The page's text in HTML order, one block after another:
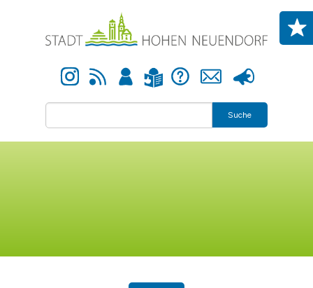
Instagram Newsfeed Anmelden Leichte Sprache Hilfe Kontakt Presse
Suche